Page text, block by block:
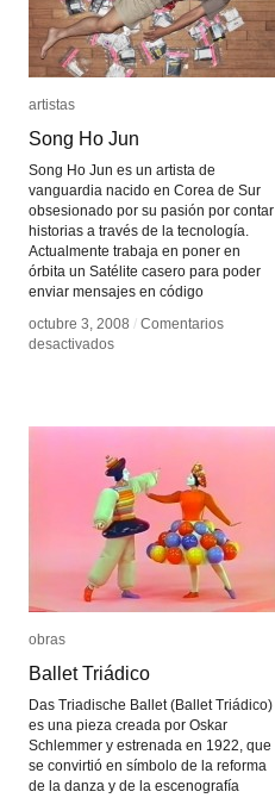
artistas
Song Ho Jun
Song Ho Jun es un artista de
vanguardia nacido en Corea de Sur
obsesionado por su pasión por contar
historias a través de la tecnología.
Actualmente trabaja en poner en
órbita un Satélite casero para poder
enviar mensajes en código
octubre 3, 2008 / Comentarios
desactivadosen
artistas
Song Ho Jun
octubre 3, 2008 / Comentarios
desactivadosen
obras
Ballet Triádico
Das Triadische Ballet (Ballet Triádico)
es una pieza creada por Oskar
Schlemmer y estrenada en 1922, que
se convirtió en símbolo de la reforma
de la danza y de la escenografía
obras
Ballet Triádico